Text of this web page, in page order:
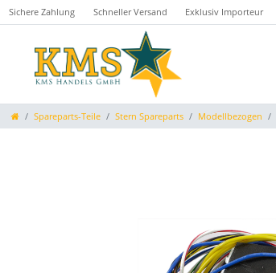
Sichere Zahlung Schneller Versand Exklusiv Importeur
Spareparts-Teile Stern Spareparts Modellbezogen